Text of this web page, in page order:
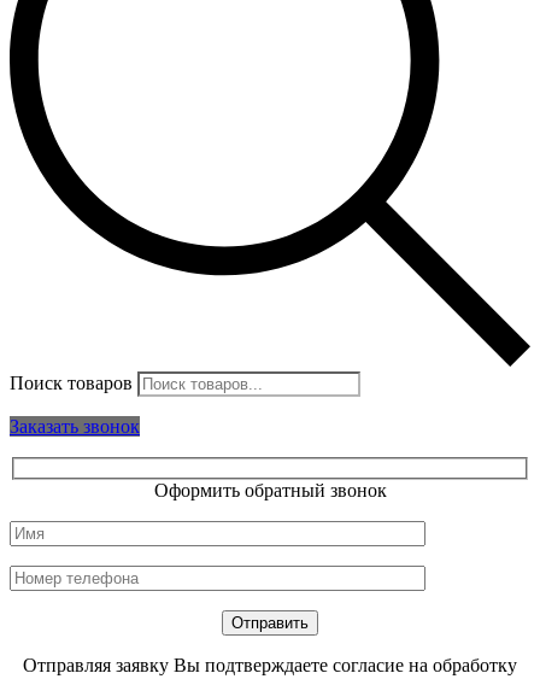
Поиск товаров
Заказать звонок
Оформить обратный звонок
Отправляя заявку Вы подтверждаете согласие на обработку